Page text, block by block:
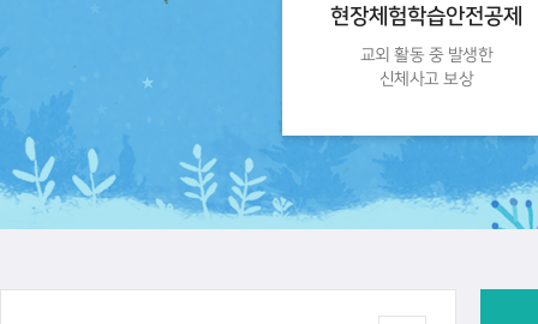
현장체험학습안전공제
교외 활동 중 발생한
신체사고 보상